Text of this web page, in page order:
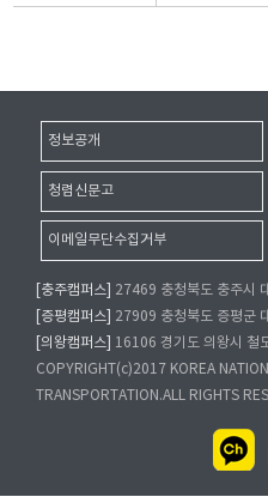
정보공개
청렴신문고
이메일무단수집거부
[충주캠퍼스]
27469 충청북도 충주시
[증평캠퍼스]
27909 충청북도 증평군
[의왕캠퍼스]
16106 경기도 의왕시
COPYRIGHT(c)2017 KOREA
TRANSPORTATION.ALL RIGHTS